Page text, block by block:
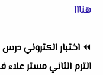
هنااا
⏪ اختبار الكتروني
الترم الثاني مستر علاء